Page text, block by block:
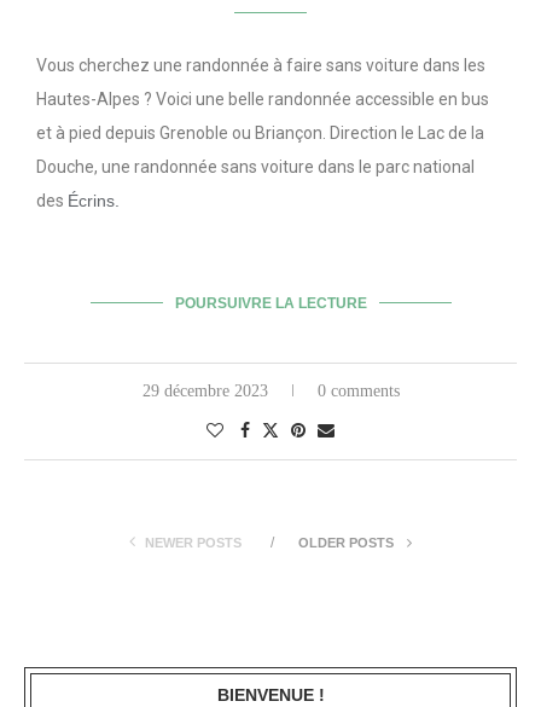
Vous cherchez une randonnée à faire sans voiture dans les
Hautes-Alpes ? Voici une belle randonnée accessible en bus
et à pied depuis Grenoble ou Briançon. Direction le Lac de la
Douche, une randonnée sans voiture dans le parc national
des Écrins.
POURSUIVRE LA LECTURE
29 décembre 2023 0 comments
NEWER POSTS OLDER POSTS
BIENVENUE !